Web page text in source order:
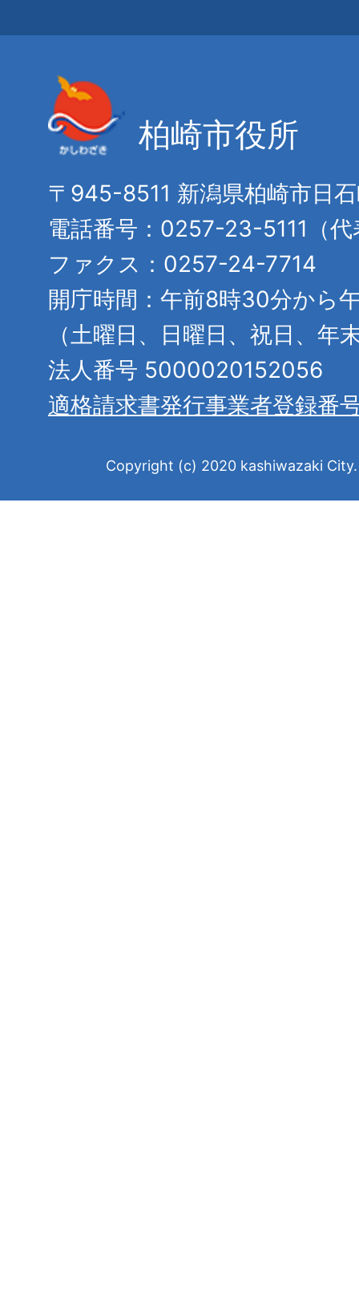
柏崎市役所
〒945-8511 新潟県柏崎市日
電話番号：0257-23-5111（代
ファクス：0257-24-7714
開庁時間：午前8時30分から
（土曜日、日曜日、祝日、年
法人番号 5000020152056
適格請求書発行事業者登録番
Copyright (c) 2020 kashiwazaki